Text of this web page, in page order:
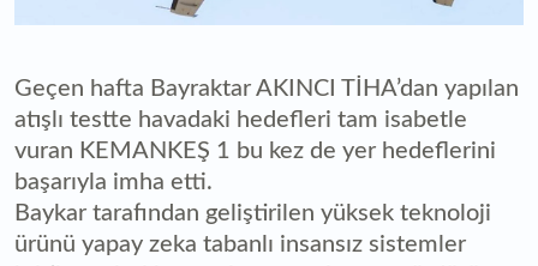
Geçen hafta Bayraktar AKINCI TİHA’dan yapılan
atışlı testte havadaki hedefleri tam isabetle
vuran KEMANKEŞ 1 bu kez de yer hedeflerini
başarıyla imha etti.
Baykar tarafından geliştirilen yüksek teknoloji
ürünü yapay zeka tabanlı insansız sistemler